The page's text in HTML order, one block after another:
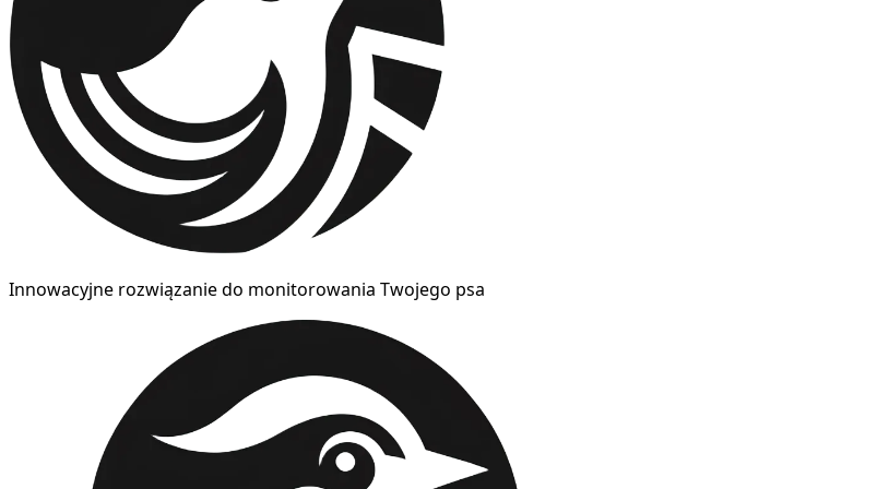
Innowacyjne rozwiązanie do monitorowania Twojego psa